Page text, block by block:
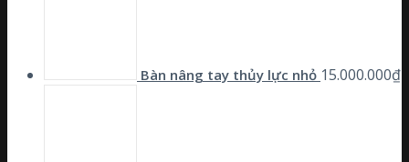
Bàn nâng tay thủy lực nhỏ 15.000.000₫